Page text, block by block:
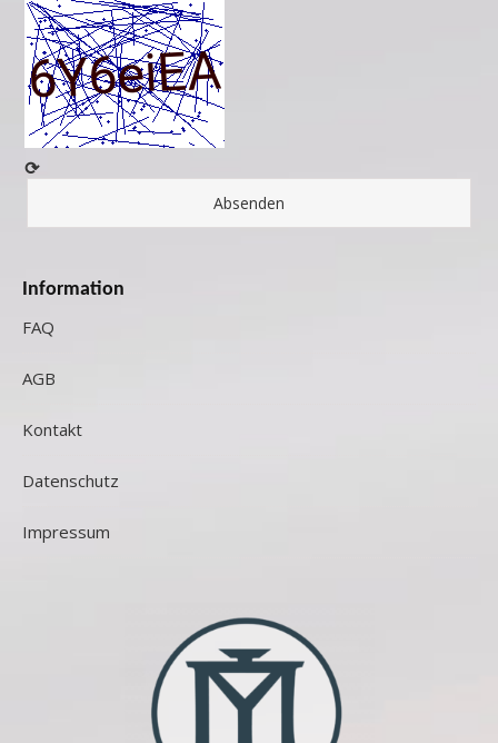
⟳
Information
FAQ
AGB
Kontakt
Datenschutz
Impressum